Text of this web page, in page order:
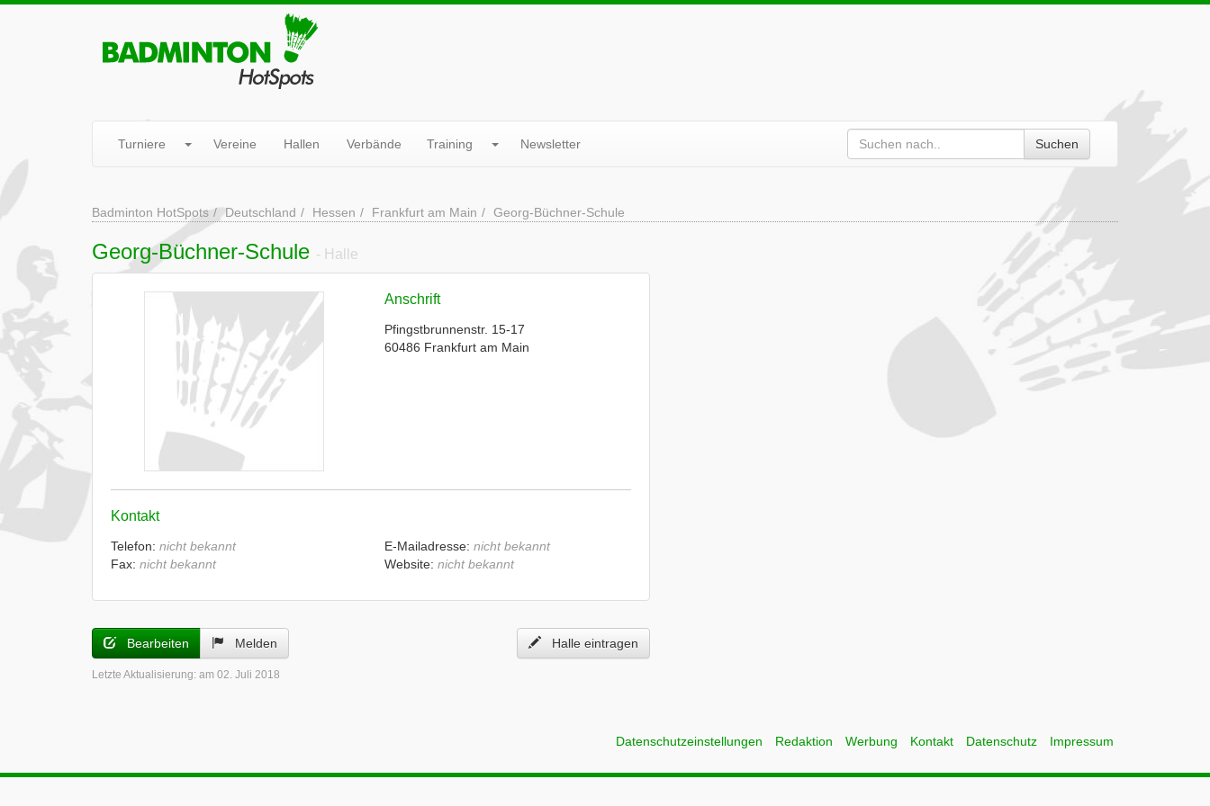
Turniere Vereine Hallen Verbände Training Newsletter Suchen
Badminton HotSpots Deutschland Hessen Frankfurt am Main Georg-Büchner-Schule
Georg-Büchner-Schule - Halle
Anschrift
Pfingstbrunnenstr. 15-17
60486 Frankfurt am Main
Kontakt
Telefon: nicht bekannt
Fax: nicht bekannt
E-Mailadresse: nicht bekannt
Website: nicht bekannt
Bearbeiten Melden Halle eintragen
Letzte Aktualisierung: am 02. Juli 2018
Datenschutzeinstellungen Redaktion Werbung Kontakt Datenschutz Impressum